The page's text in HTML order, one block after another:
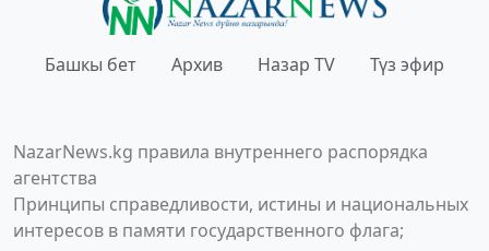
Башкы бет Архив Назар TV Түз эфир
NazarNews.kg правила внутреннего распорядка
агентства
Принципы справедливости, истины и национальных
интересов в памяти государственного флага;